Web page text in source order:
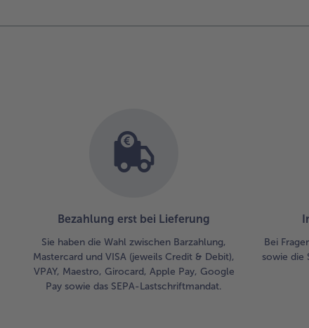
Bezahlung erst bei Lieferung
Sie haben die Wahl zwischen Barzahlung,
Mastercard und VISA (jeweils Credit & Debit),
VPAY, Maestro, Girocard, Apple Pay, Google
Pay sowie das SEPA-Lastschriftmandat.
Bei
sowie die